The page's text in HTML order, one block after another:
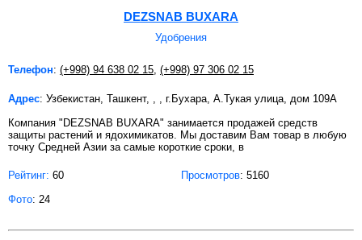
DEZSNAB BUXARA
Удобрения
Телефон: (+998) 94 638 02 15 (+998) 97 306 02 15
Адрес: Узбекистан, Ташкент, , , г.Бухара, А.Тукая улица, дом 109А
Компания "DEZSNAB BUXARA" занимается продажей средств
защиты растений и ядохимикатов. Мы доставим Вам товар в любую
точку Средней Азии за самые короткие сроки, в
Рейтинг: 60 Просмотров: 5160
Фото: 24